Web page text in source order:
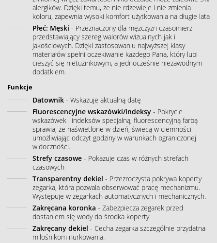
alergików. Dzięki temu, że nie rdzewieje i nie zmienia
koloru, zapewnia wysoki komfort użytkowania na długie lata
Płeć: Męski - Przeznaczony dla mężczyzn czasomierz
przedstawiający szereg walorów wizualnych jak i
jakościowych. Dzięki zastosowaniu najwyższej klasy
materiałów spełni oczekiwanie każdego Pana, który lubi
cieszyć się nietuzinkowym, a jednocześnie niezawodnym
dodatkiem.
Funkcje
Datownik - Wskazuje aktualną datę
Fluorescencyjne wskazówki/indeksy - Pokrycie
wskazówek i indeksów specjalną, fluorescencyjną farbą
sprawia, że naświetlone w dzień, świecą w ciemności
umożliwiając odczyt godziny w warunkach ograniczonej
widoczności.
Strefy czasowe - Pokazuje czas w różnych strefach
czasowych
Transparentny dekiel - Przezroczysta pokrywa koperty
zegarka, która pozwala obserwować pracę mechanizmu.
Występuje w zegarkach automatycznych i mechanicznych.
Zakręcana koronka - Zabezpiecza zegarek przed
dostaniem się wody do środka koperty
Zakręcany dekiel - Cecha zegarka szczególnie przydatna
miłośnikom nurkowania.